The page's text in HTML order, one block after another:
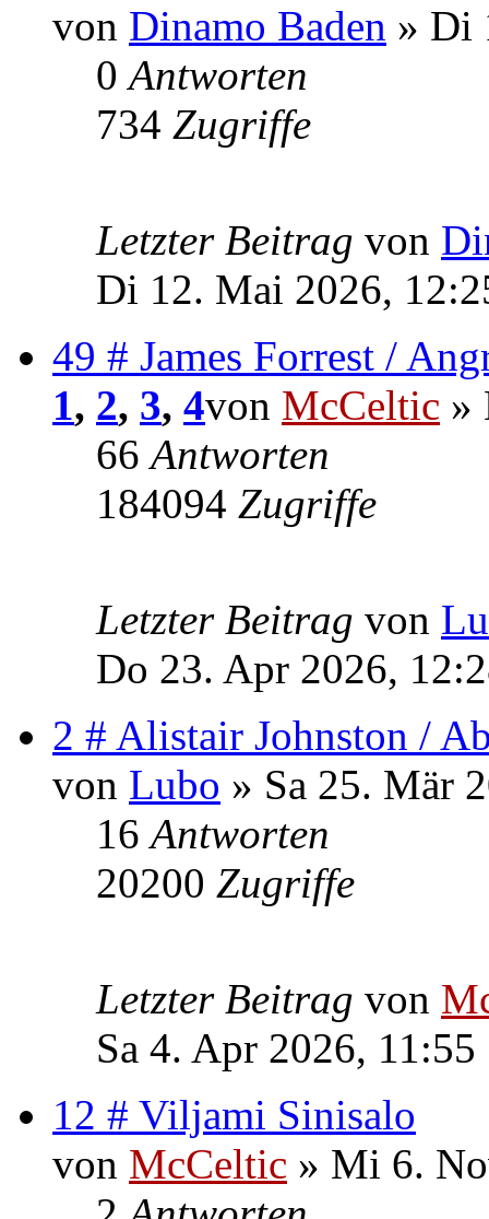
von Dinamo Baden » Di
0Antworten
734 Zugriffe
Letzter Beitrag von
Di 12. Mai 2026,
49 # James Forrest /
1, 2, 3, 4von McCeltic »
66Antworten
184094 Zugriffe
Letzter Beitrag von
Do 23. Apr 2026,
2 # Alistair Johnston /
von Lubo » Sa 25. Mär
16Antworten
20200 Zugriffe
Letzter Beitrag von
Sa 4. Apr 2026, 11:55
12 # Viljami Sinisalo
von McCeltic » Mi 6.